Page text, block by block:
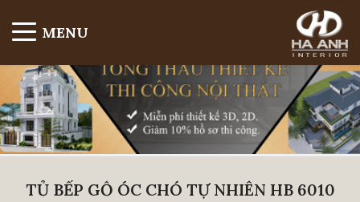
MENU
TỦ BẾP GỖ ÓC CHÓ TỰ NHIÊN HB 6010